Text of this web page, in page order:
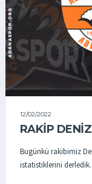
12/02/2022
RAKİP
Bugünkü rakibimiz
istatistiklerini derledik.